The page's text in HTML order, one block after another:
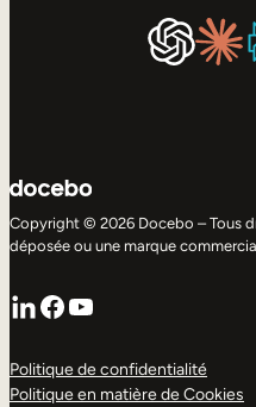
Copyright © 2026 Docebo – Tous
déposée ou une marque
LinkedIn
Facebook
YouTube
Politique de confidentialité
Politique en matière de Cookies